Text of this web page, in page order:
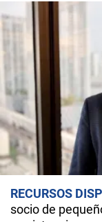
RECURSOS
socio de